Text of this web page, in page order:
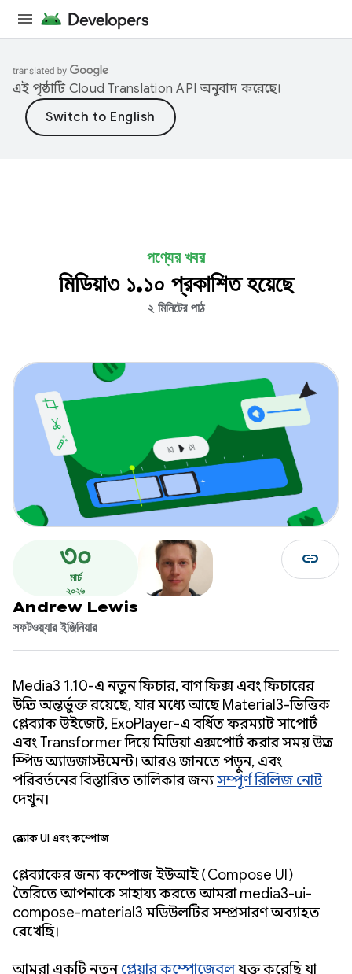
এই পৃষ্ঠাটি Cloud Translation API অনুবাদ করেছে।
পণ্যের খবর
মিডিয়া৩ ১.১০ প্রকাশিত হয়েছে
২ মিনিটের পাঠ
৩০
মার্চ
২০২৬
Andrew Lewis
সফটওয়্যার ইঞ্জিনিয়ার
link
Media3 1.10-এ নতুন ফিচার, বাগ ফিক্স এবং ফিচারের
উন্নতি অন্তর্ভুক্ত রয়েছে, যার মধ্যে আছে Material3-ভিত্তিক
প্লেব্যাক উইজেট, ExoPlayer-এ বর্ধিত ফরম্যাট সাপোর্ট
এবং Transformer দিয়ে মিডিয়া এক্সপোর্ট করার সময় উন্নত
স্পিড অ্যাডজাস্টমেন্ট। আরও জানতে পড়ুন, এবং
পরিবর্তনের বিস্তারিত তালিকার জন্যসম্পূর্ণ রিলিজ নোট
দেখুন।
প্লেব্যাক UI এবং কম্পোজ
প্লেব্যাকের জন্য কম্পোজ ইউআই (Compose UI)
তৈরিতে আপনাকে সাহায্য করতে আমরা media3-ui-
compose-material3 মডিউলটির সম্প্রসারণ অব্যাহত
রেখেছি।
আমরা একটি নতুনপ্লেয়ার কম্পোজেবলযুক্ত করেছি যা